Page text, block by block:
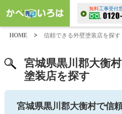
無料工事受付
HOME > 信頼できる外壁塗装店を探す
宮城県黒川郡大衡
塗装店を探す
宮城県黒川郡大衡村で信